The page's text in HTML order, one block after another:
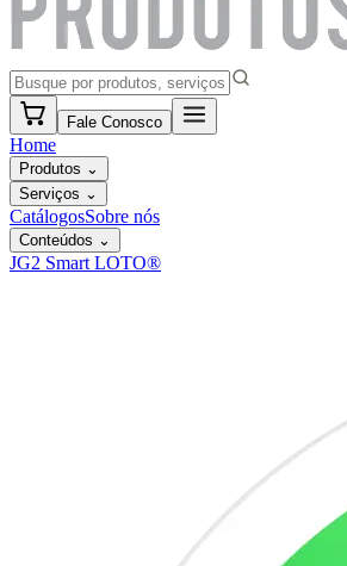
Fale Conosco
Home
Produtos ⌄
Serviços ⌄
CatálogosSobre nós
Conteúdos ⌄
JG2 Smart LOTO®